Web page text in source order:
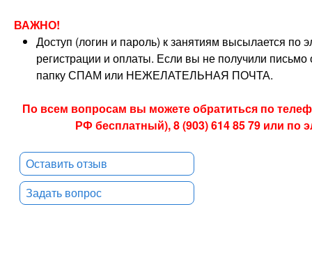
ВАЖНО!
Доступ (логин и пароль) к занятиям высылается по
регистрации и оплаты. Если вы не получили
папку СПАМ или НЕЖЕЛАТЕЛЬНАЯ ПОЧТА.
По всем вопросам вы можете обратиться по
РФ бесплатный), 8 (903) 614 85 79 или по
Оставить отзыв
Задать вопрос